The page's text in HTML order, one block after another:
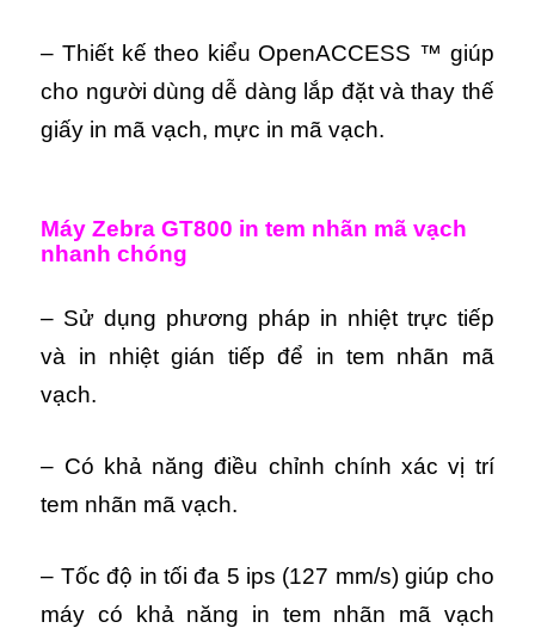
– Thiết kế theo kiểu OpenACCESS ™ giúp
cho người dùng dễ dàng lắp đặt và thay thế
giấy in mã vạch, mực in mã vạch.
Máy Zebra GT800 in tem nhãn mã vạch
nhanh chóng
– Sử dụng phương pháp in nhiệt trực tiếp
và in nhiệt gián tiếp để in tem nhãn mã
vạch.
– Có khả năng điều chỉnh chính xác vị trí
tem nhãn mã vạch.
– Tốc độ in tối đa 5 ips (127 mm/s) giúp cho
máy có khả năng in tem nhãn mã vạch